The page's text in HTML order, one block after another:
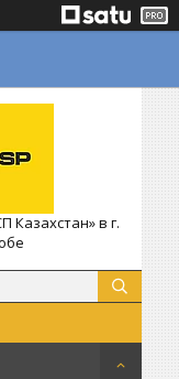
Казахстан» в г.